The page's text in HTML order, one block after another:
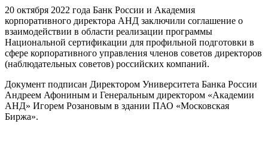
20 октября 2022 года Банк России и Академия
корпоративного директора АНД заключили соглашение о
взаимодействии в области реализации программы
Национальной сертификации для профильной подготовки в
сфере корпоративного управления членов советов директоров
(наблюдательных советов) российских компаний.
Документ подписан Директором Университета Банка России
Андреем Афониным и Генеральным директором «Академии
АНД» Игорем Розановым в здании ПАО «Московская
Биржа».